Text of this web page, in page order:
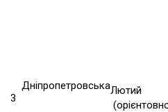
3
ДніпропетровськаЛютий